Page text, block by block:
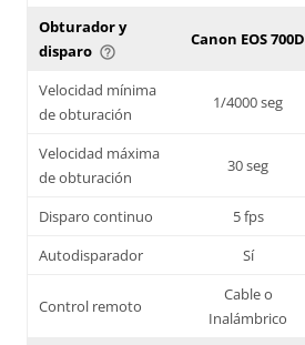
Obturador y
disparo help_outline
Canon EOS 700D
Velocidad mínima
de obturación
1/4000 seg
Velocidad máxima
de obturación
30 seg
Disparo continuo 5 fps
Autodisparador
Sí
Control remoto
Cable o
Inalámbrico